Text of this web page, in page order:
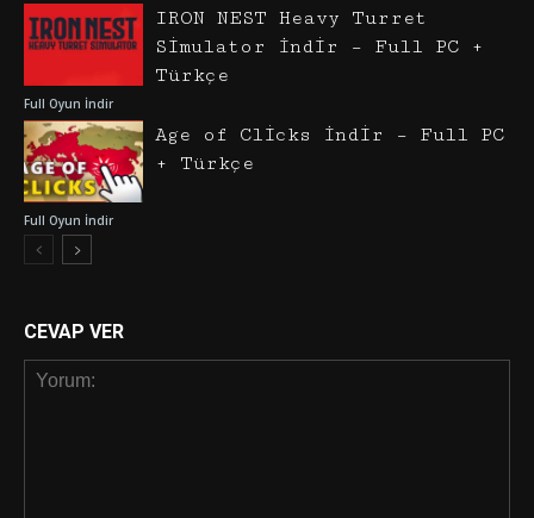
Full Oyun İndir
IRON NEST Heavy Turret
Simulator İndir – Full PC +
Türkçe
Full Oyun İndir
Age of Clicks İndir – Full PC
+ Türkçe
CEVAP VER